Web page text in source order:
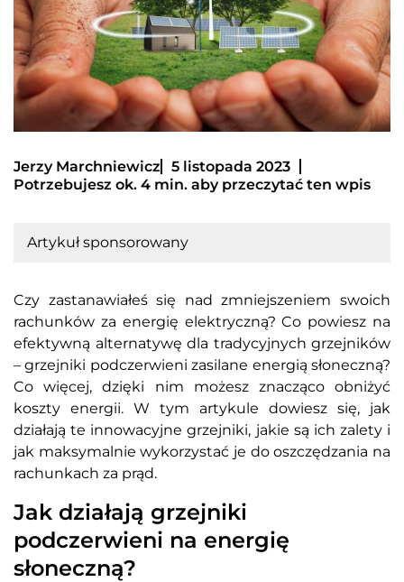
Jerzy Marchniewicz
5 listopada 2023
Potrzebujesz ok. 4 min. aby przeczytać ten wpis
Artykuł sponsorowany
Czy zastanawiałeś się nad zmniejszeniem swoich
rachunków za energię elektryczną? Co powiesz na
efektywną alternatywę dla tradycyjnych grzejników
– grzejniki podczerwieni zasilane energią słoneczną?
Co więcej, dzięki nim możesz znacząco obniżyć
koszty energii. W tym artykule dowiesz się, jak
działają te innowacyjne grzejniki, jakie są ich zalety i
jak maksymalnie wykorzystać je do oszczędzania na
rachunkach za prąd.
Jak działają grzejniki
podczerwieni na energię
słoneczną?